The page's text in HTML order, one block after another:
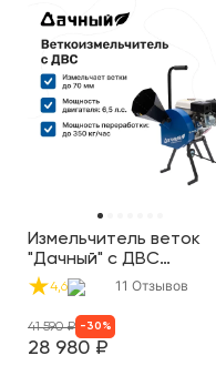
Измельчитель веток
"Дачный" с ДВС
(двигатель
внутреннего сгорания)
4,6 11 Отзывов
28 980 ₽
41 590₽ - 30 %